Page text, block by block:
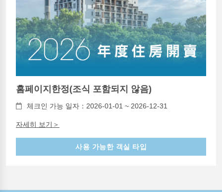
홈페이지한정(조식 포함되지 않음)
체크인 가능 일자：2026-01-01 ~ 2026-12-31
자세히 보기＞
사용 가능한 객실 타입